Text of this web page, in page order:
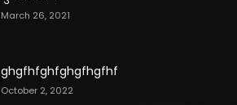
March 26, 2021
ghgfhfghfghgfhgfhf
October 2, 2022